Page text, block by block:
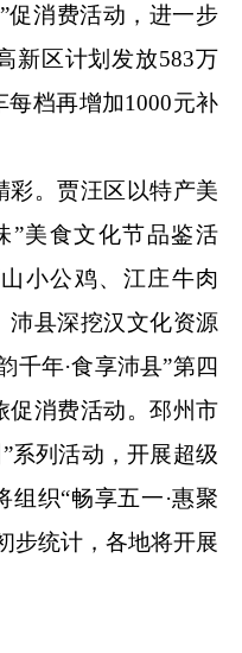
促消费活动，进一步
新区计划发放583万
档再增加1000元补
。贾汪区以特产美
”美食文化节品鉴活
小公鸡、江庄牛肉
沛县深挖汉文化资源
千年·食享沛县”第四
促消费活动。邳州市
系列活动，开展超级
组织“畅享五一·惠聚
步统计，各地将开展